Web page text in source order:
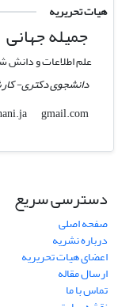
هیات تحریریه
جمیله جهانی
علم اطلاعات و دانش
دانشجوی دکتری-
jahani.ja
gmail.com
دسترسی سریع
صفحه اصلی
درباره نشریه
اعضای هیات تحریریه
ارسال مقاله
تماس با ما